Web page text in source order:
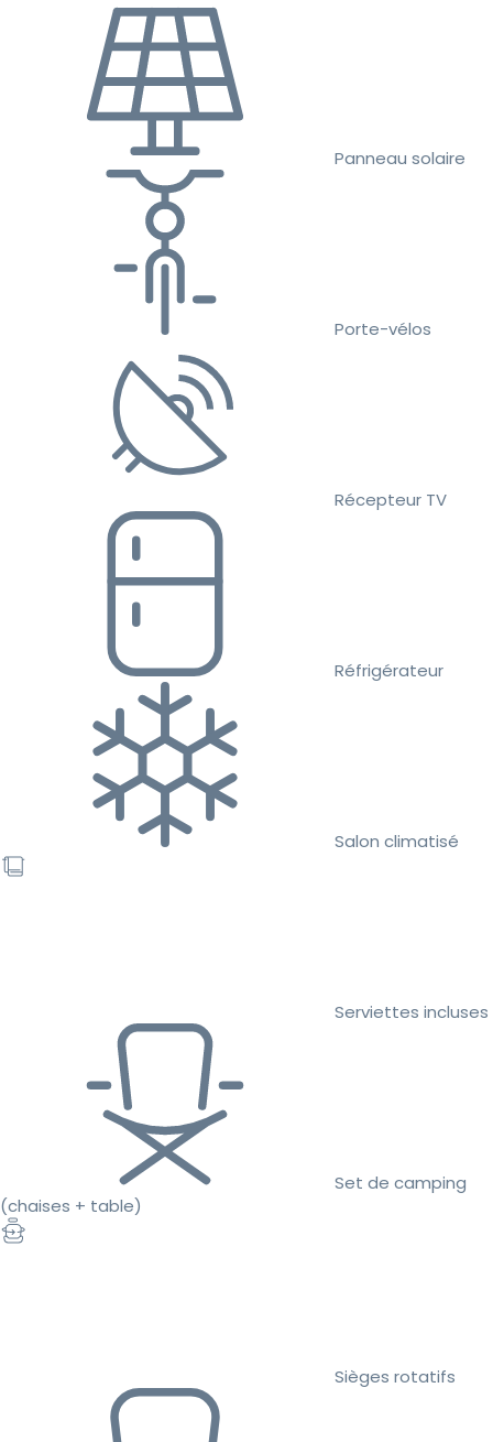
Panneau solaire
Porte-vélos
Récepteur TV
Réfrigérateur
Salon climatisé
Serviettes incluses
Set de camping
(chaises + table)
Sièges rotatifs